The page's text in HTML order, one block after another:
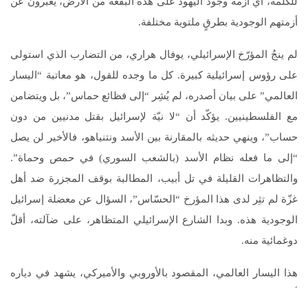
أزمتهم الوجودية بطرقٍ ملتوية مختلفة.
لم ينجُ المؤرّخ الإسرائيلي، يوفال هراري، من التضارب الذي استولى
على رؤوس إسرائيلية كبيرة. كل ما وجده للقول، هو معاتبة “اليسار
العالمي” على بيان أصدره، لم يُشِر “إلى فظائع حماس”، بل ويتضامن
مع الفلسطينيين. يؤكّد أن “لا نيّة لإسرائيل بقتل مدنيين من دون
حساب”، وينهي حديثه بالمقارنة بين الأسد ونتنياهو، فالأخير لن يصل
“إلى ما فعله نظام الأسد (بالشعب السوري) في حمص وحماة”.
والتظاهرات القليلة في تل أبيب، المطالبة بوقف المجزرة ضد أهل
غزّة لم تثِر لدى هذا المؤرخ “الحسّاس”، السؤال عن معضلة إسرائيل
الوجودية هذه. وبدا الشارع الإسرائيلي المتظاهر، على ضآلته، أقلّ
دوغمائية منه.
هذا اليسار العالمي، المقصود بالأوروبي والأميركي، يشهد في دياره